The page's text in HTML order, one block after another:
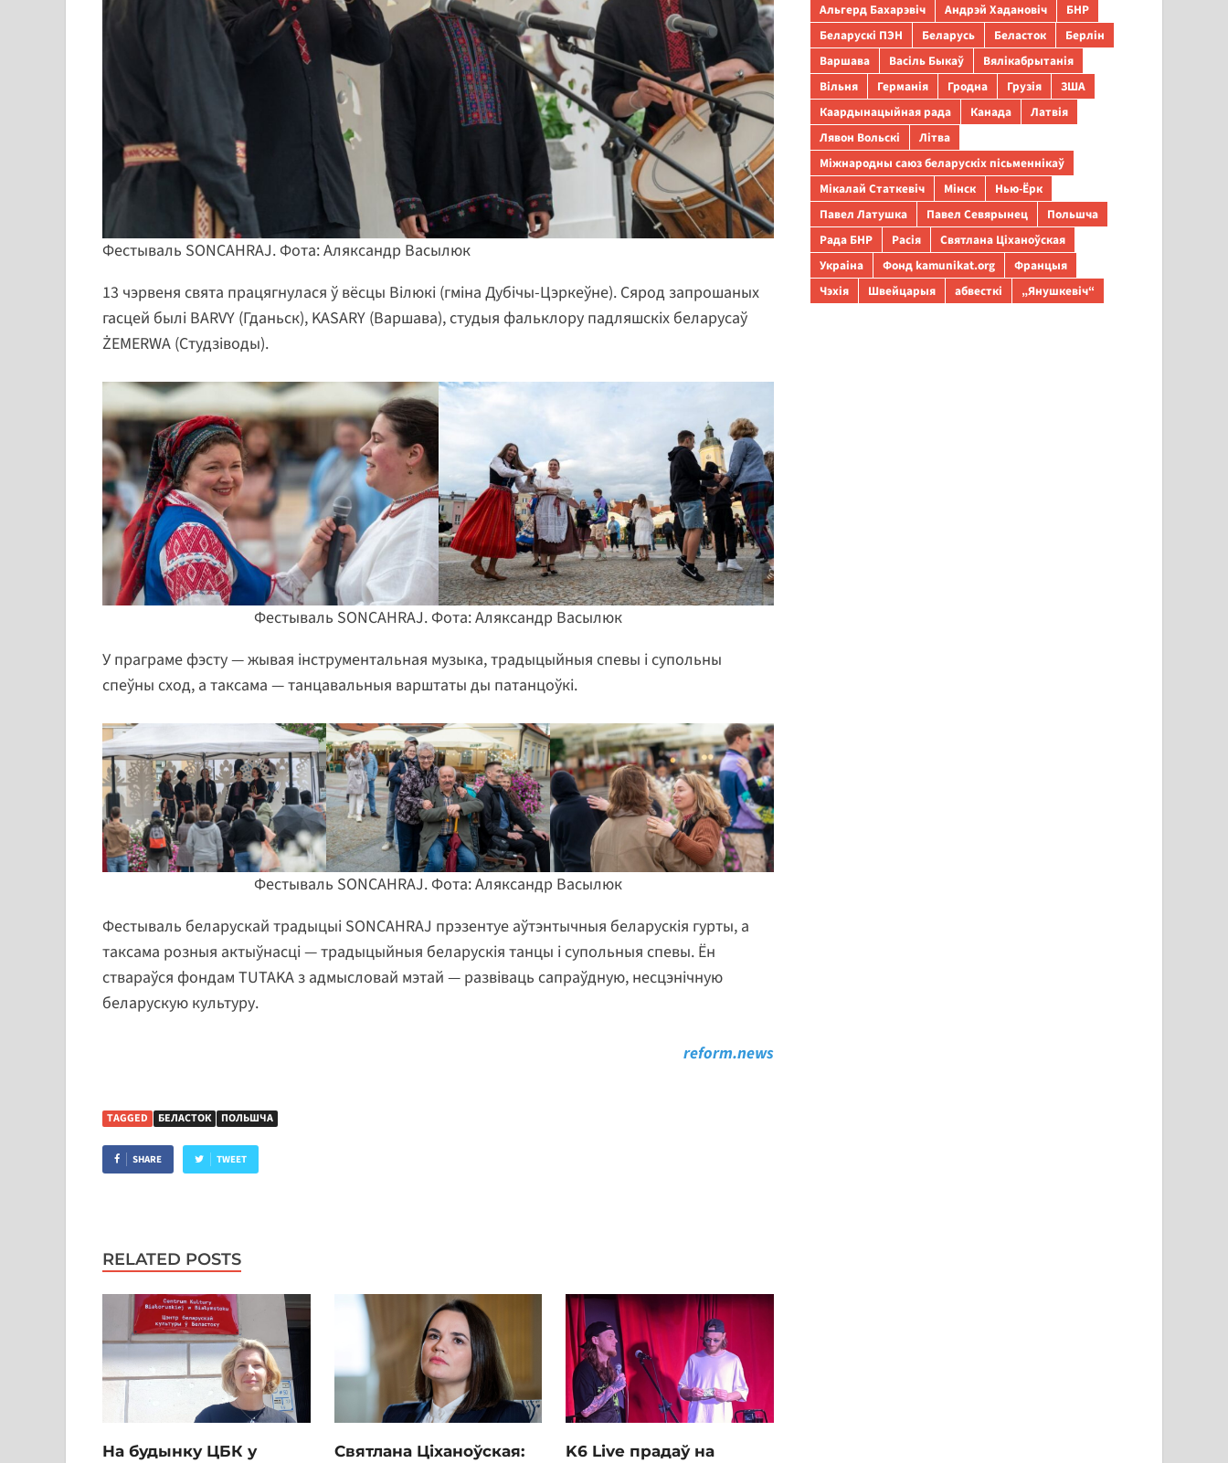
Фестываль SONCAHRAJ. Фота: Аляксандр Васылюк
13 чэрвеня свята працягнулася ў вёсцы Вілюкі (гміна Дубічы-Цэркеўне). Сярод запрошаных
гасцей былі BARVY (Гданьск), KASARY (Варшава), студыя фальклору падляшскіх беларусаў
ŻEMERWA (Студзіводы).
Фестываль SONCAHRAJ. Фота: Аляксандр Васылюк
У праграме фэсту — жывая інструментальная музыка, традыцыйныя спевы і супольны
спеўны сход, а таксама — танцавальныя варштаты ды патанцоўкі.
Фестываль SONCAHRAJ. Фота: Аляксандр Васылюк
Фестываль беларускай традыцыі SONCAHRAJ прэзентуе аўтэнтычныя беларускія гурты, а
таксама розныя актыўнасці — традыцыйныя беларускія танцы і супольныя спевы. Ён
ствараўся фондам TUTAKA з адмысловай мэтай — развіваць сапраўдную, несцэнічную
беларускую культуру.
reform.news
TAGGED БЕЛАСТОК ПОЛЬШЧА
SHARE TWEET
RELATED POSTS
На будынку ЦБК у
Святлана Ціханоўская:
K6 Live прадаў на
Альгерд Бахарэвіч
Андрэй Хадановіч
БНР
Беларускі ПЭН
Беларусь Беласток
Берлін
Варшава
Васіль Быкаў
Вялікабрытанія
Вільня
Германія Гродна Грузія
ЗША
Каардынацыйная рада
Канада
Латвія
Лявон Вольскі
Літва
Міжнародны саюз беларускіх пісьменнікаў
Мікалай Статкевіч
Мінск
Нью-Ёрк
Павел Латушка
Павел Севярынец
Польшча
Рада БНР
Расія
Святлана Ціханоўская
Украіна
Фонд kamunikat.org
Францыя
Чэхія
Швейцарыя абвесткі „Янушкевіч“